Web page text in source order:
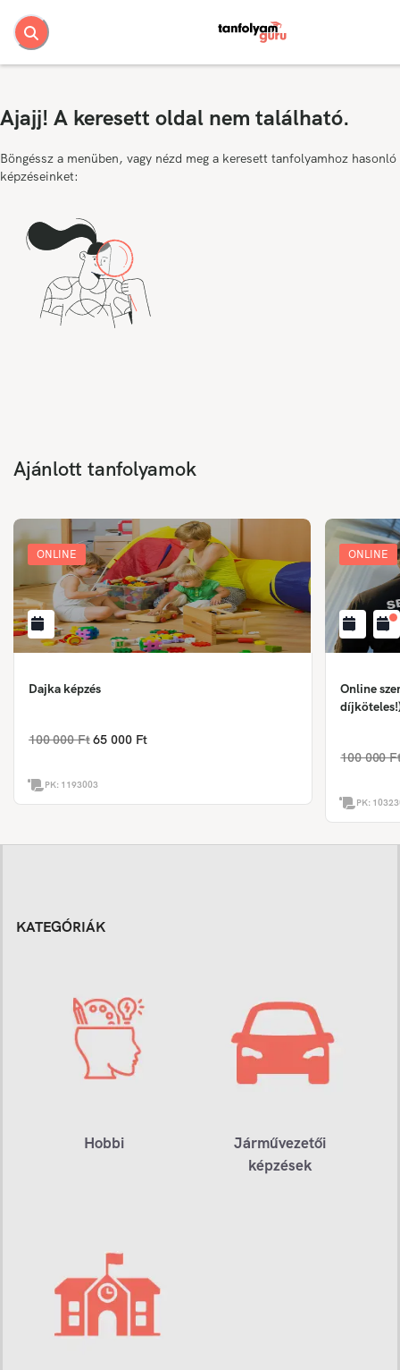
Ajajj! A keresett oldal nem található.
Böngéssz a menüben, vagy nézd meg a keresett tanfolyamhoz hasonló
képzéseinket:
Ajánlott tanfolyamok
ONLINE
Dajka képzés
100 000 Ft 65 000 Ft
PK: 1193003
ONLINE
Online
100 000
PK:
KATEGÓRIÁK
Hobbi
Járművezetői
képzések